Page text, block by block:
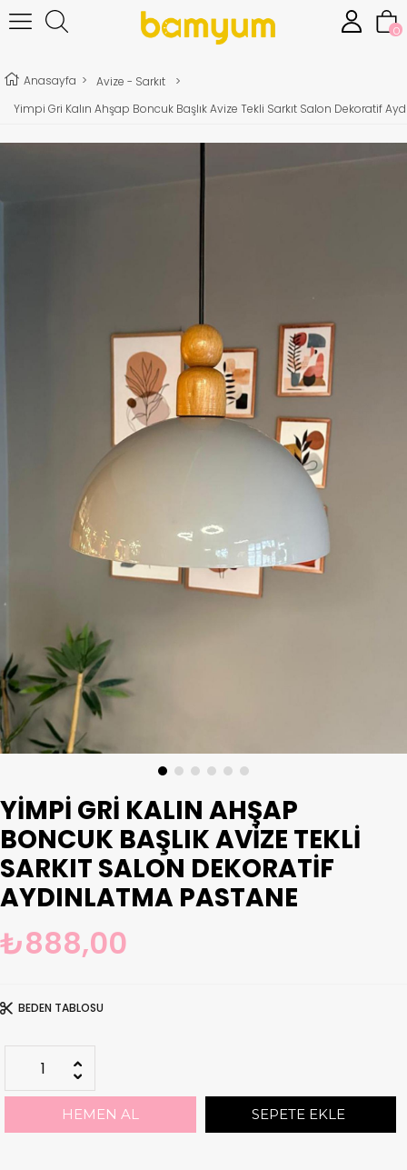
0
Anasayfa > Avize - Sarkıt
>
Yimpi Gri Kalın Ahşap Boncuk Başlık Avize Tekli Sarkıt Salon Dekoratif
YIMPI GRI KALIN AHŞAP
BONCUK BAŞLIK AVIZE TEKLI
SARKIT SALON DEKORATIF
AYDINLATMA PASTANE
₺888,00
BEDEN TABLOSU